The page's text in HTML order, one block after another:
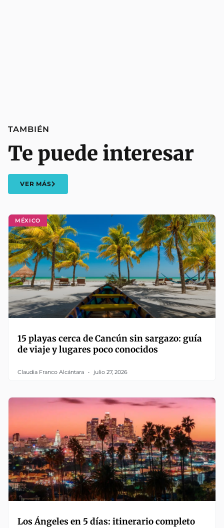
MÉXICO
15 playas cerca de Cancún sin sargazo: guía
de viaje y lugares poco conocidos
Claudia Franco Alcántara julio 27, 2026
Los Ángeles en 5 días: itinerario completo
TAMBIÉN
Te puede interesar
VER MÁS